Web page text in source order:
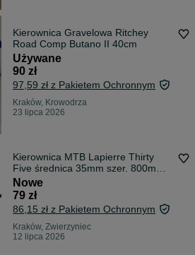
Kierownica Gravelowa Ritchey
Road Comp Butano II 40cm
Używane
90 zł
97,59 zł z Pakietem Ochronnym
Kraków, Krowodrza
23 lipca 2026
Kierownica MTB Lapierre Thirty
Five średnica 35mm szer. 800mm
wznios 30mm
Nowe
79 zł
86,15 zł z Pakietem Ochronnym
Kraków, Zwierzyniec
12 lipca 2026